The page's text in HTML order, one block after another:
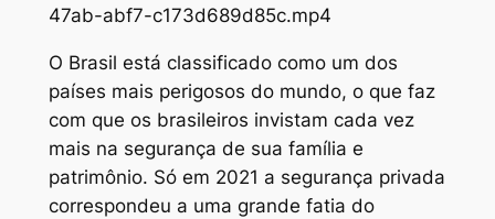
47ab-abf7-c173d689d85c.mp4
O Brasil está classificado como um dos
países mais perigosos do mundo, o que faz
com que os brasileiros invistam cada vez
mais na segurança de sua família e
patrimônio. Só em 2021 a segurança privada
correspondeu a uma grande fatia do